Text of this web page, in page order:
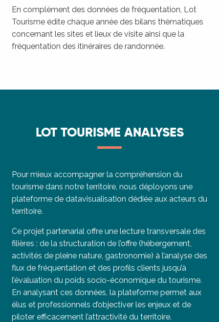
En complément des données de fréquentation, Lot
Tourisme édite chaque année des bilans thématiques
concernant les sites et lieux de visite ainsi que la
fréquentation des itinéraires de randonnée.
LOT TOURISME ANALYSES
Pour mieux accompagner la compréhension du
tourisme dans notre territoire, nous déployons une
plateforme de datavisualisation dédiée aux acteurs du
territoire.
Ce projet partenarial offre une lecture transversale des
filières : de la structuration de l’offre (hébergement,
activités de pleine nature, gastronomie) à l’analyse des
flux de fréquentation et des profils clients jusqu’à
l’évaluation du poids socio-économique du tourisme.
En analysant ces données, la plateforme permet aux
élus et professionnels d’objectiver les enjeux et de
piloter efficacement l’attractivité du territoire.